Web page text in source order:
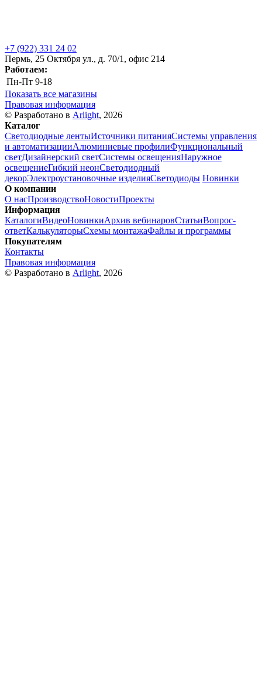
+7 (922) 331 24 02
Пермь, 25 Октября ул., д. 70/1, офис 214
Работаем:
Пн-Пт 9-18
Показать все магазины
Правовая информация
© Разработано в Arlight, 2026
Каталог
Светодиодные лентыИсточники питанияСистемы управления
и автоматизацииАлюминиевые профилиФункциональный
светДизайнерский светСистемы освещенияНаружное
освещениеГибкий неонСветодиодный
декорЭлектроустановочные изделияСветодиоды Новинки
О компании
О насПроизводствоНовостиПроекты
Информация
КаталогиВидеоНовинкиАрхив вебинаровСтатьиВопрос-
ответКалькуляторыСхемы монтажаФайлы и программы
Покупателям
Контакты
Правовая информация
© Разработано в Arlight, 2026